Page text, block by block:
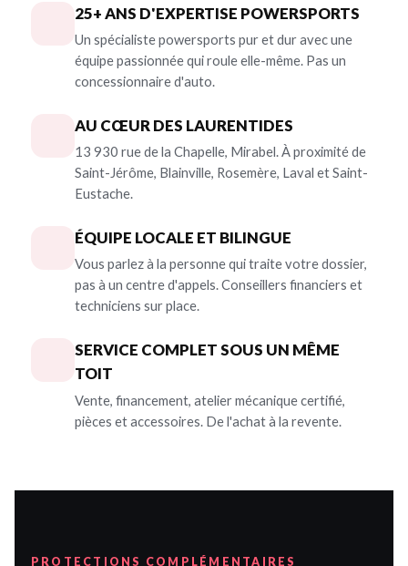
25+ ANS D'EXPERTISE POWERSPORTS
Un spécialiste powersports pur et dur avec une
équipe passionnée qui roule elle-même. Pas un
concessionnaire d'auto.
AU CŒUR DES LAURENTIDES
13 930 rue de la Chapelle, Mirabel. À proximité de
Saint-Jérôme, Blainville, Rosemère, Laval et Saint-
Eustache.
ÉQUIPE LOCALE ET BILINGUE
Vous parlez à la personne qui traite votre dossier,
pas à un centre d'appels. Conseillers financiers et
techniciens sur place.
SERVICE COMPLET SOUS UN MÊME
TOIT
Vente, financement, atelier mécanique certifié,
pièces et accessoires. De l'achat à la revente.
PROTECTIONS COMPLÉMENTAIRES